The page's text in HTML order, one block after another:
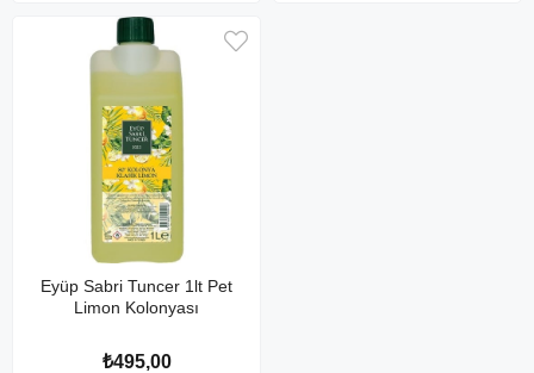
Eyüp Sabri Tuncer 1lt Pet
Limon Kolonyası
₺495,00